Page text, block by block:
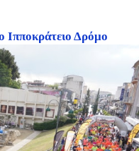
Ιπποκράτειο Δρόμο